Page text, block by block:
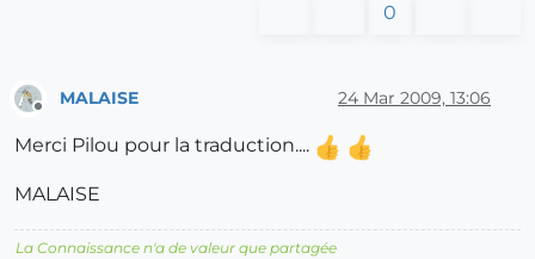
0
MALAISE 24 Mar 2009, 13:06
Merci Pilou pour la traduction....
MALAISE
La Connaissance n'a de valeur que partagée